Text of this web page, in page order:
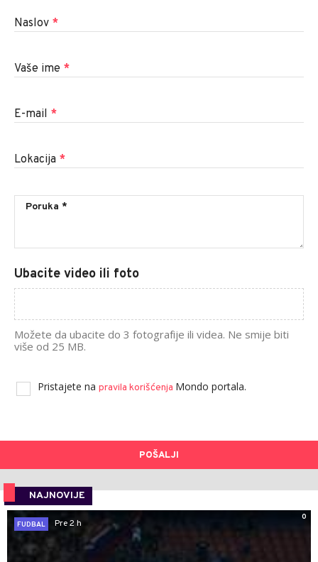
Naslov *
Vaše ime *
E-mail *
Lokacija *
Ubacite video ili foto
Možete da ubacite do 3 fotografije ili videa. Ne smije biti
više od 25 MB.
Pristajete na pravila korišćenja Mondo portala.
POŠALJI
NAJNOVIJE
0
FUDBAL
Pre 2 h